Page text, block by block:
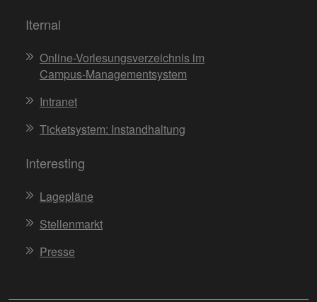
Iternal
Online-Vorlesungsverzeichnis im
Campus-Managementsystem
Intranet
Ticketsystem: Instandhaltung
Interesting
Lagepläne
Stellenmarkt
Presse